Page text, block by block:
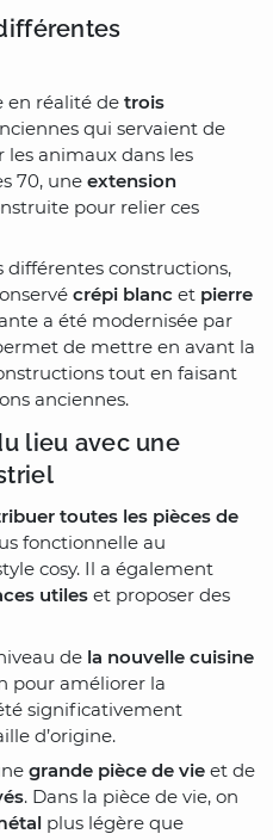
en réalité de trois
qui servaient de
animaux dans les
70, une extension
pour relier ces
constructions,
crépi blanc et pierre
a été modernisée par
de mettre en avant la
tout en faisant
anciennes.
lieu avec une
toutes les pièces de
fonctionnelle au
cosy. Il a également
utiles et proposer des
de la nouvelle cuisine
pour améliorer la
significativement
d’origine.
grande pièce de vie et de
. Dans la pièce de vie, on
plus légère que